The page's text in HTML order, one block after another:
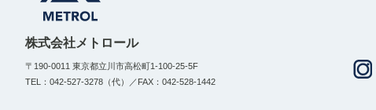
株式会社メトロール
〒190-0011 東京都立川市高松町1-100-25-5F
TEL：042-527-3278（代）／FAX：042-528-1442